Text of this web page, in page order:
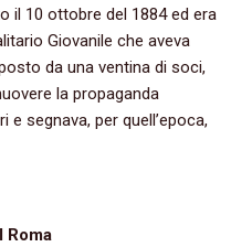
il 10 ottobre del 1884 ed era
Giovanile che aveva
da una ventina di soci,
la propaganda
segnava, per quell’epoca,
Roma